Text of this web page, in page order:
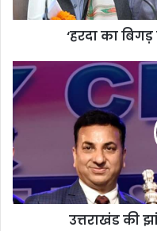
‘हरदा का
उत्तराखंड
की
झांकी
तीसरा
पुरस्कार
उत्तराखंड की